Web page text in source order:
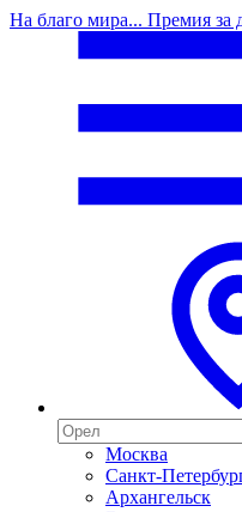
На благо мира... Премия за
Москва
Санкт-
Архангельск